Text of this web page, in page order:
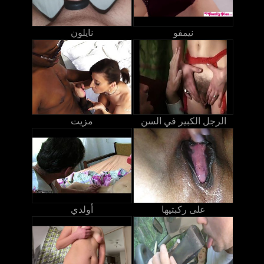
نايلون نيمفو
مزيت الرجل الكبير في السن
أولدي على ركبتيها